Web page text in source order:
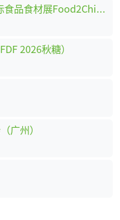
2026中食展®（广州）暨广州国际食品食材展Food2China Expo
2026秋糖）
广州）